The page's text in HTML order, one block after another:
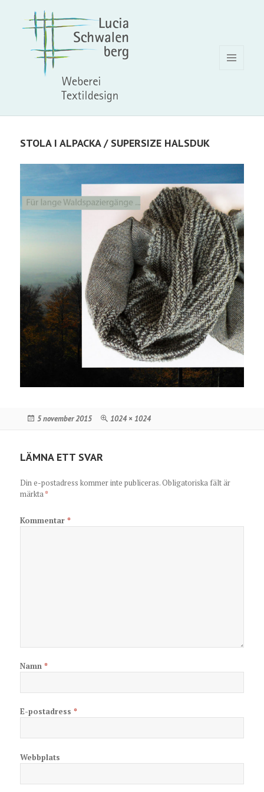
STOLA I ALPACKA / SUPERSIZE HALSDUK
Postat
5 november 2015
Full
1024 × 1024
LÄMNA ETT SVAR
Din e-postadress kommer inte publiceras.Obligatoriska fält är
märkta*
Kommentar*
Namn*
E-postadress*
Webbplats